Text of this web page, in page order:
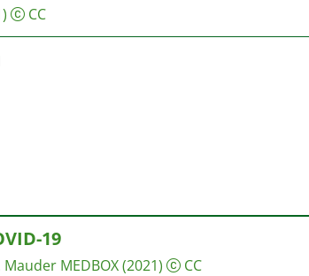
CC
19
Mauder MEDBOX (2021) CC